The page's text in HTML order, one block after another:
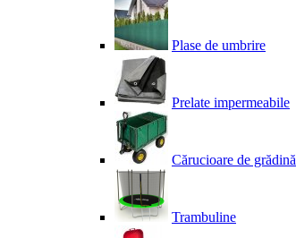
Plase de umbrire
Prelate impermeabile
Cărucioare de grădină
Trambuline